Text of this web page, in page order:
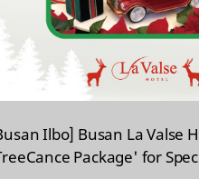
Ilbo] Busan La Valse
Package' for